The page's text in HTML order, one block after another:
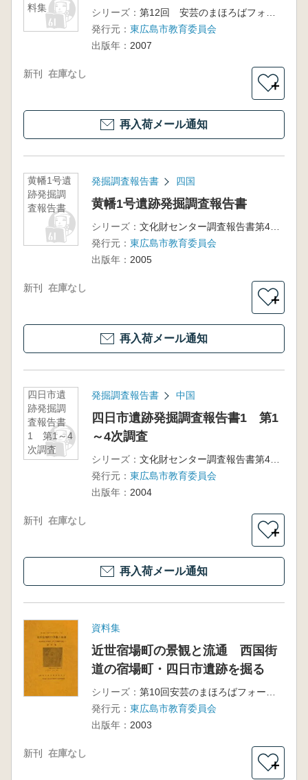
料集
シリーズ：
発行元： 東広島市教育委員会
出版年： 2007
新刊 在庫なし
＋
再入荷メール通知
黄幡1号遺
跡発掘調
査報告書
発掘調査報告書 四国
黄幡1号遺跡発掘調査報告書
シリーズ：
文化財センター調査報告書第47冊
発行元： 東広島市教育委員会
出版年： 2005
新刊 在庫なし
＋
再入荷メール通知
四日市遺
跡発掘調
査報告書
1 第1～4
次調査
発掘調査報告書 中国
四日市遺跡発掘調査報告書1 第1
～4次調査
シリーズ：
文化財センター調査報告書第40冊
発行元： 東広島市教育委員会
出版年： 2004
新刊 在庫なし
＋
再入荷メール通知
資料集
近世宿場町の景観と流通 西国街
道の宿場町・四日市遺跡を掘る
シリーズ：
発行元： 東広島市教育委員会
出版年： 2003
新刊 在庫なし
＋